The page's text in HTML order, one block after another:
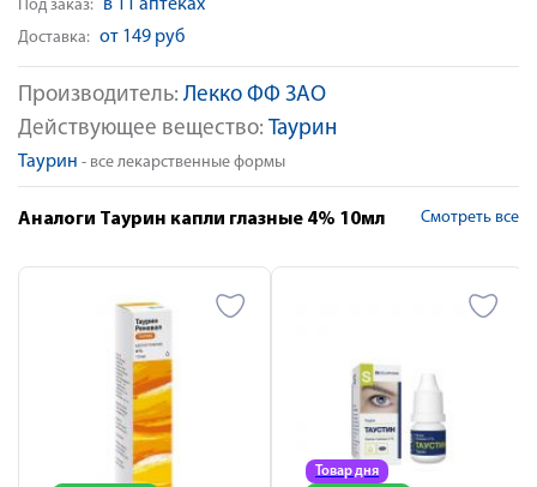
Производитель: Лекко ФФ ЗАО
Действующее вещество: Таурин
Таурин - все лекарственные формы
Под заказ: в 11 аптеках
Доставка: от 149 руб
Аналоги Таурин капли глазные 4% 10мл Смотреть все
Товар дня